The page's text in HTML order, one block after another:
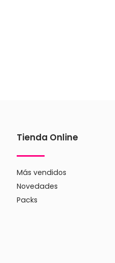
Tienda Online
Más vendidos
Novedades
Packs